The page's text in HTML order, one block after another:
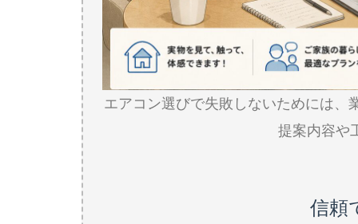
エアコン選びで失敗しないためには、
提案内容や
信頼